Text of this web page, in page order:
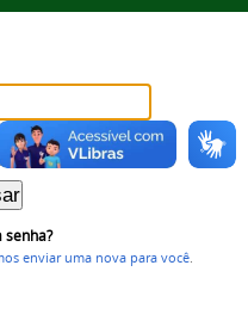
senha?
enviar uma nova para você